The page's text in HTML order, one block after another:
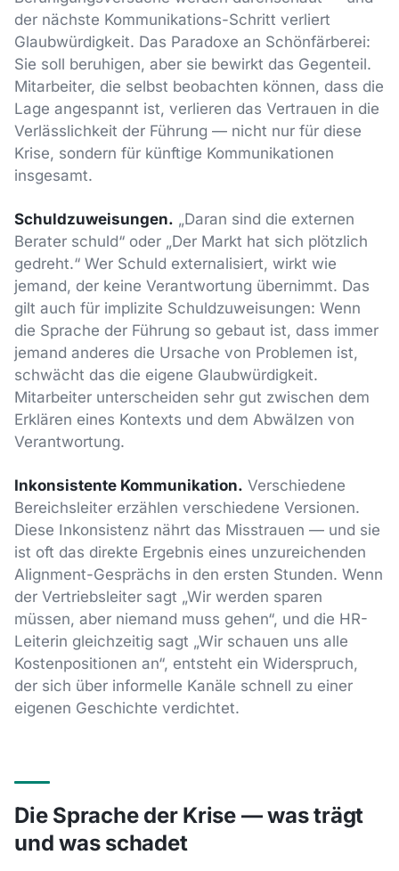
der nächste Kommunikations-Schritt verliert
Glaubwürdigkeit. Das Paradoxe an Schönfärberei:
Sie soll beruhigen, aber sie bewirkt das Gegenteil.
Mitarbeiter, die selbst beobachten können, dass die
Lage angespannt ist, verlieren das Vertrauen in die
Verlässlichkeit der Führung — nicht nur für diese
Krise, sondern für künftige Kommunikationen
insgesamt.
Schuldzuweisungen. „Daran sind die externen
Berater schuld“ oder „Der Markt hat sich plötzlich
gedreht.“ Wer Schuld externalisiert, wirkt wie
jemand, der keine Verantwortung übernimmt. Das
gilt auch für implizite Schuldzuweisungen: Wenn
die Sprache der Führung so gebaut ist, dass immer
jemand anderes die Ursache von Problemen ist,
schwächt das die eigene Glaubwürdigkeit.
Mitarbeiter unterscheiden sehr gut zwischen dem
Erklären eines Kontexts und dem Abwälzen von
Verantwortung.
Inkonsistente Kommunikation. Verschiedene
Bereichsleiter erzählen verschiedene Versionen.
Diese Inkonsistenz nährt das Misstrauen — und sie
ist oft das direkte Ergebnis eines unzureichenden
Alignment-Gesprächs in den ersten Stunden. Wenn
der Vertriebsleiter sagt „Wir werden sparen
müssen, aber niemand muss gehen“, und die HR-
Leiterin gleichzeitig sagt „Wir schauen uns alle
Kostenpositionen an“, entsteht ein Widerspruch,
der sich über informelle Kanäle schnell zu einer
eigenen Geschichte verdichtet.
Die Sprache der Krise — was trägt
und was schadet